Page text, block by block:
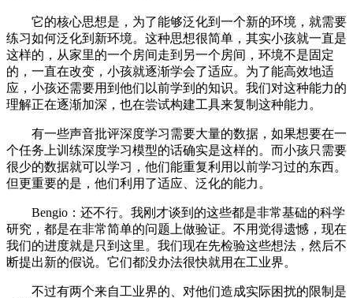
它的核心思想是，为了能够泛化到一个新的环境，就需要
练习如何泛化到新环境。这种思想很简单，其实小孩就一直是
这样的，从家里的一个房间走到另一个房间，环境不是固定
的，一直在改变，小孩就逐渐学会了适应。为了能高效地适
应，小孩还需要用到他们以前学到的知识。我们对这种能力的
理解正在逐渐加深，也在尝试构建工具来复制这种能力。
有一些声音批评深度学习需要大量的数据，如果想要在一
个任务上训练深度学习模型的话确实是这样的。而小孩只需要
很少的数据就可以学习，他们能重复利用以前学习过的东西。
但更重要的是，他们利用了适应、泛化的能力。
Bengio：还不行。我刚才谈到的这些都是非常基础的科学
研究，都是在非常简单的问题上做验证。不用觉得遗憾，现在
我们的进度就是只到这里。我们现在先检验这些想法，然后不
断提出新的假说。它们都没办法很快就用在工业界。
不过有两个来自工业界的、对他们造成实际困扰的限制是